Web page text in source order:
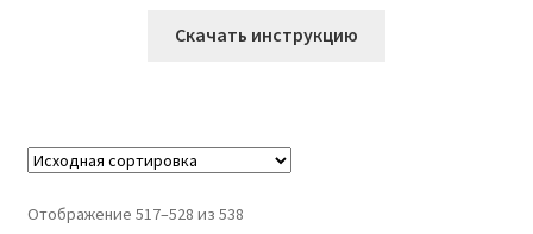
Скачать инструкцию
Отображение 517–528 из 538